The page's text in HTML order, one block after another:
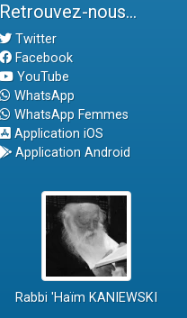
Retrouvez-nous...
Twitter
Facebook
YouTube
WhatsApp
WhatsApp Femmes
Application iOS
Application Android
Rabbi 'Haïm KANIEWSKI